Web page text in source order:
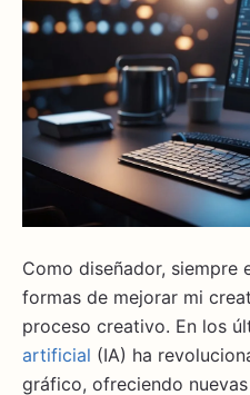
Como diseñador, siempre
formas de mejorar mi
proceso creativo. En los
artificial (IA) ha
gráfico, ofreciendo